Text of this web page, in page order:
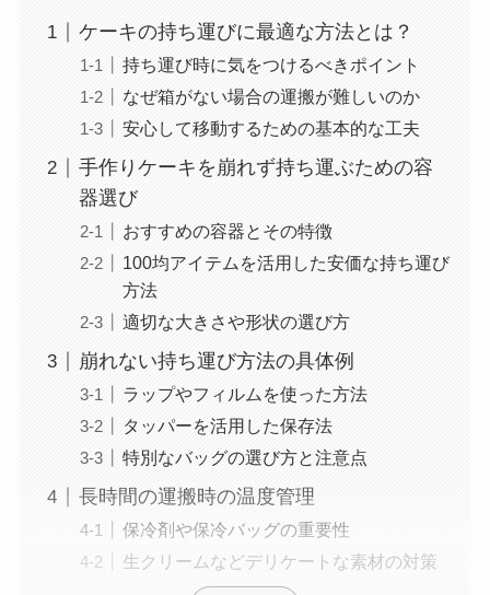
ケーキの持ち運びに最適な方法とは？
持ち運び時に気をつけるべきポイント
なぜ箱がない場合の運搬が難しいのか
安心して移動するための基本的な工夫
手作りケーキを崩れず持ち運ぶための容
器選び
おすすめの容器とその特徴
100均アイテムを活用した安価な持ち運び
方法
適切な大きさや形状の選び方
崩れない持ち運び方法の具体例
ラップやフィルムを使った方法
タッパーを活用した保存法
特別なバッグの選び方と注意点
長時間の運搬時の温度管理
保冷剤や保冷バッグの重要性
生クリームなどデリケートな素材の対策